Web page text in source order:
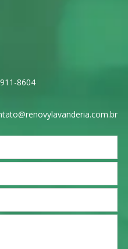
8604